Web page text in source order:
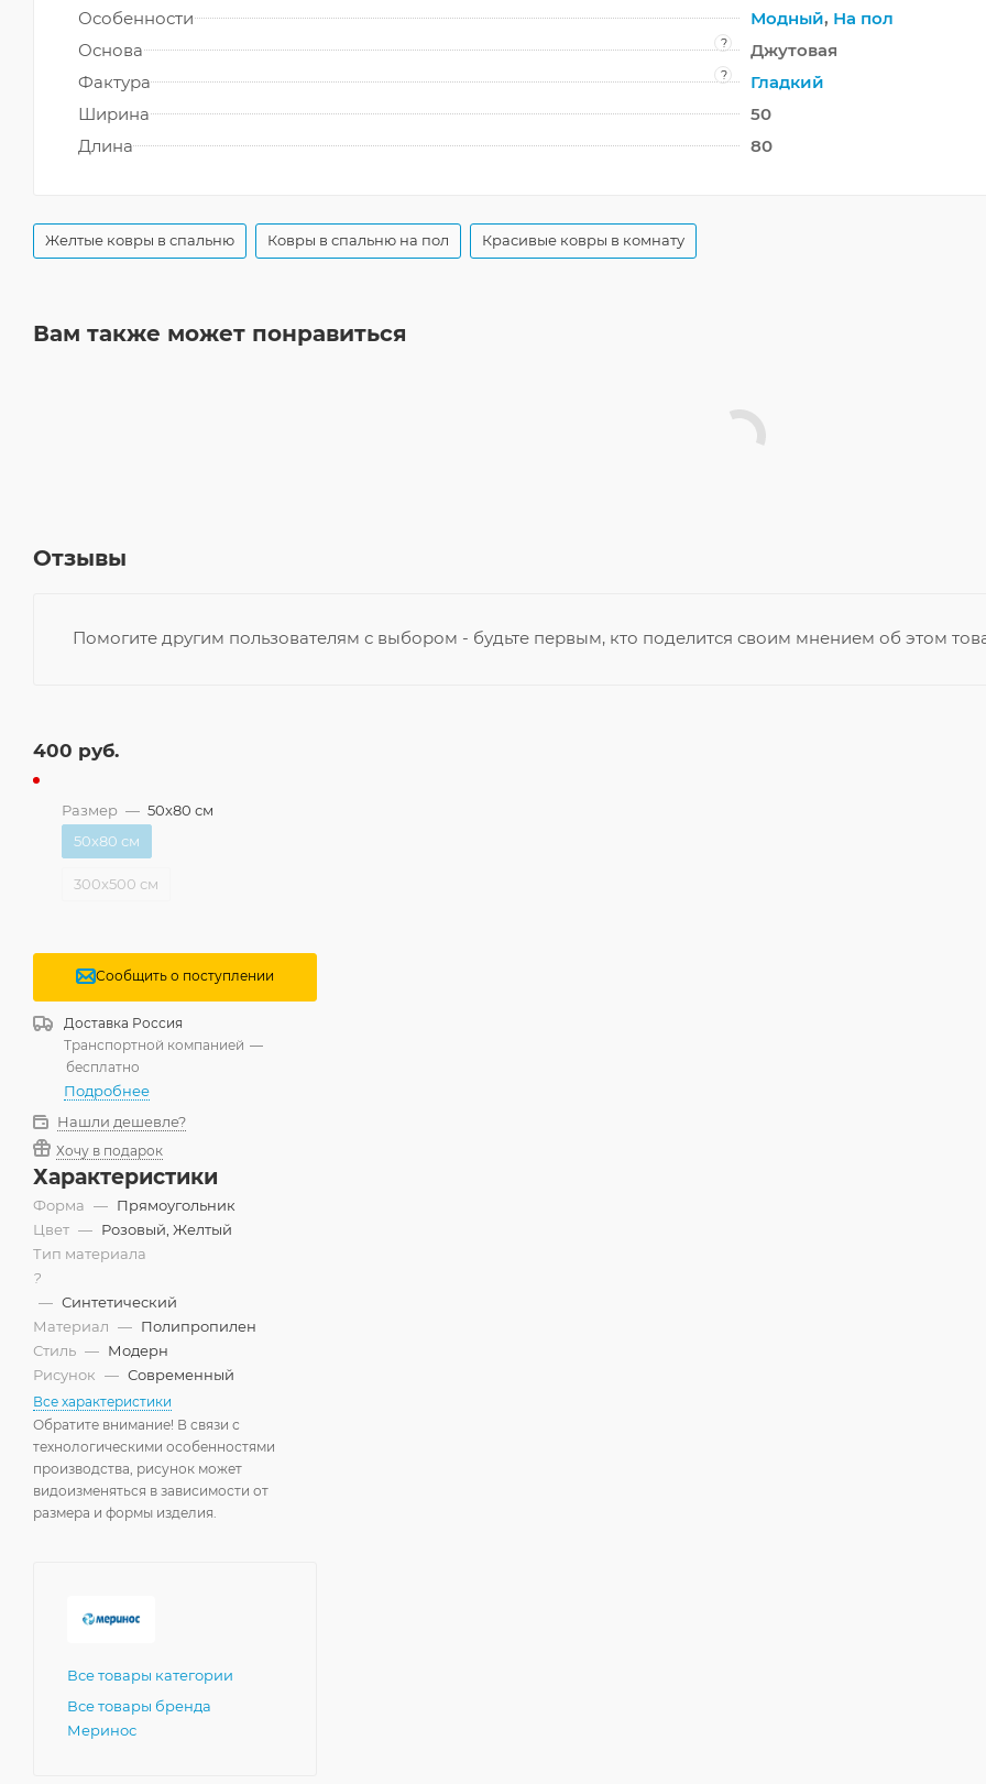
Особенности
Модный, На пол
Основа
?
Джутовая
Фактура
?
Гладкий
Ширина
50
Длина
80
Желтые ковры в спальню Ковры в спальню на пол Красивые ковры в комнату
Вам также может понравиться
Отзывы
Помогите другим пользователям с выбором - будьте первым, кто поделится своим мнением об этом
400 руб.
Размер — 50x80 см
50x80 см
300x500 см
Сообщить о поступлении
Доставка Россия
Транспортной компанией —
бесплатно
Подробнее
Нашли дешевле?
Хочу в подарок
Характеристики
Форма — Прямоугольник
Цвет — Розовый, Желтый
Тип материала
?
— Синтетический
Материал — Полипропилен
Стиль — Модерн
Рисунок — Современный
Все характеристики
Обратите внимание! В связи с
технологическими особенностями
производства, рисунок может
видоизменяться в зависимости от
размера и формы изделия.
Все товары категории
Все товары бренда
Меринос